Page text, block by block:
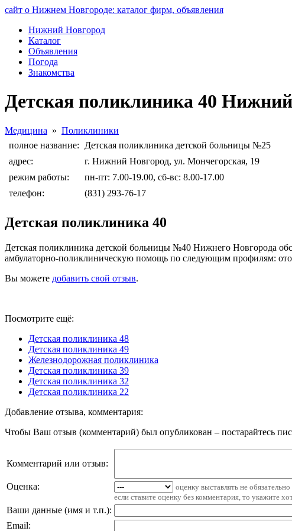
сайт о Нижнем Новгороде: каталог фирм, объявления
Нижний Новгород
Каталог
Объявления
Погода
Знакомства
Детская поликлиника 40
Медицина » Поликлиники
полное название:
Детская поликлиника детской больницы №25
адрес:
г. Нижний Новгород, ул. Мончегорская, 19
режим работы:
пн-пт: 7.00-19.00, сб-вс: 8.00-17.00
телефон:
(831) 293-76-17
Детская поликлиника 40
Детская поликлиника детской больницы №40 Нижнего Новгорода
амбулаторно-поликлиническую помощь по следующим профилям:
Вы можете добавить свой отзыв.
Посмотрите ещё:
Детская поликлиника 48
Детская поликлиника 49
Железнодорожная поликлиника
Детская поликлиника 39
Детская поликлиника 32
Детская поликлиника 22
Добавление отзыва, комментария:
Чтобы Ваш отзыв (комментарий) был опубликован – постарайтесь
Комментарий или отзыв:
Оценка:
оценку выставлять не обязательно
если ставите оценку без комментария, то укажите
Ваши данные (имя и т.п.):
Email: